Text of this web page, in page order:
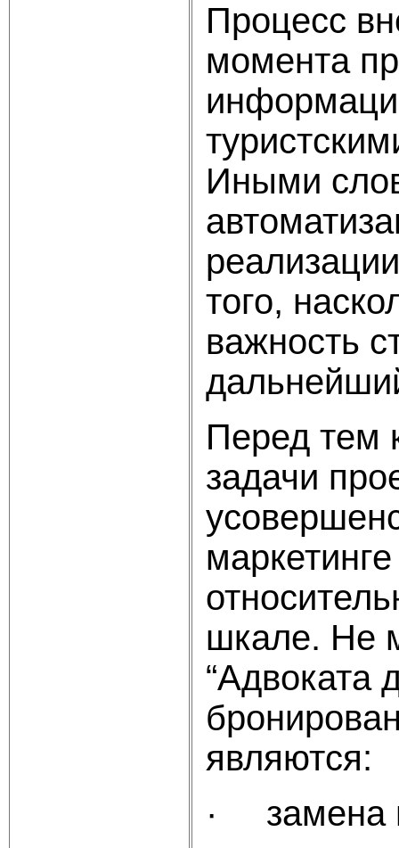
Процесс
момента
Иными
того,
важность
Перед тем
задачи
шкале. Не
“Адвоката
являются:
· замена